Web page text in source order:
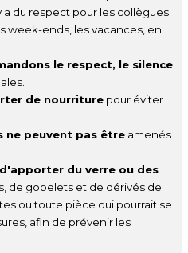
du respect pour les collègues
week-ends, les vacances, en
le respect, le silence
de nourriture pour éviter
ne peuvent pas être amenés
du verre ou des
de gobelets et de dérivés de
ou toute pièce qui pourrait se
afin de prévenir les